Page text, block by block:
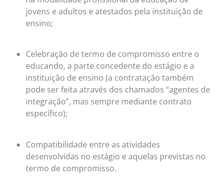
jovens e adultos e atestados pela instituição de
ensino;
Celebração de termo de compromisso entre o
educando, a parte concedente do estágio e a
instituição de ensino (a contratação também
pode ser feita através dos chamados “agentes de
integração”, mas sempre mediante contrato
específico);
Compatibilidade entre as atividades
desenvolvidas no estágio e aquelas previstas no
termo de compromisso.